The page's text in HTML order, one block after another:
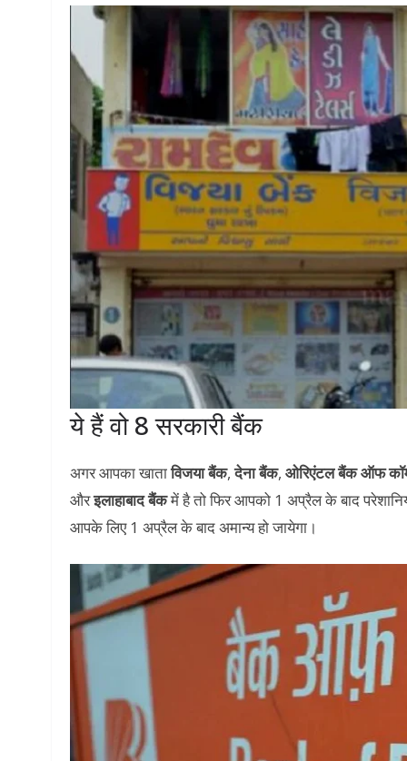
ये हैं वो 8 सरकारी बैंक
अगर आपका खाताविजया बैंक,देना बैंक, ओरिएंटल बैंक ऑफ
औरइलाहाबाद बैंकमें है तो फिर आपको 1 अप्रैल के बाद
आपके लिए 1 अप्रैल के बाद अमान्य हो जायेगा।